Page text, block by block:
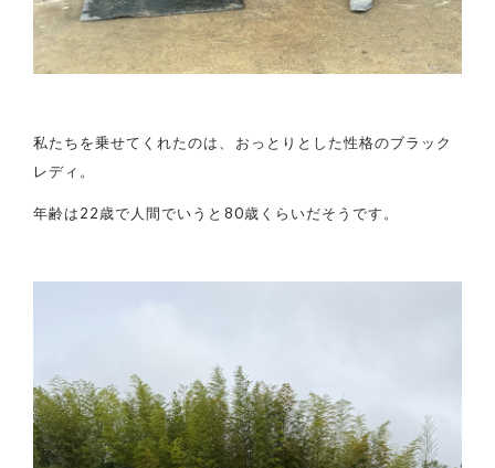
私たちを乗せてくれたのは、おっとりとした性格のブラック
レディ。
年齢は22歳で人間でいうと80歳くらいだそうです。